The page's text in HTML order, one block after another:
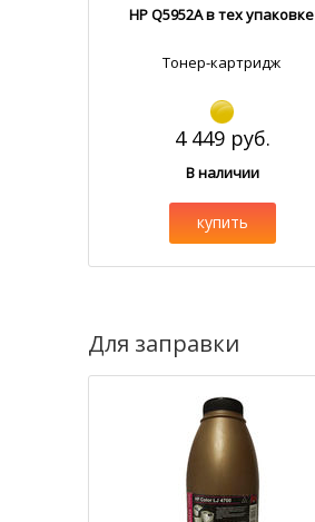
HP Q5952A в тех упаковке
Тонер-картридж
4 449 руб.
В наличии
купить
Для заправки